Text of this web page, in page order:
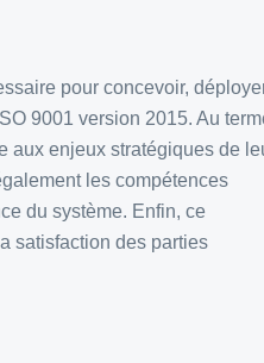
pour concevoir,
9001 version 2015. Au
aux enjeux stratégiques de
les compétences
du système. Enfin, ce
satisfaction des parties